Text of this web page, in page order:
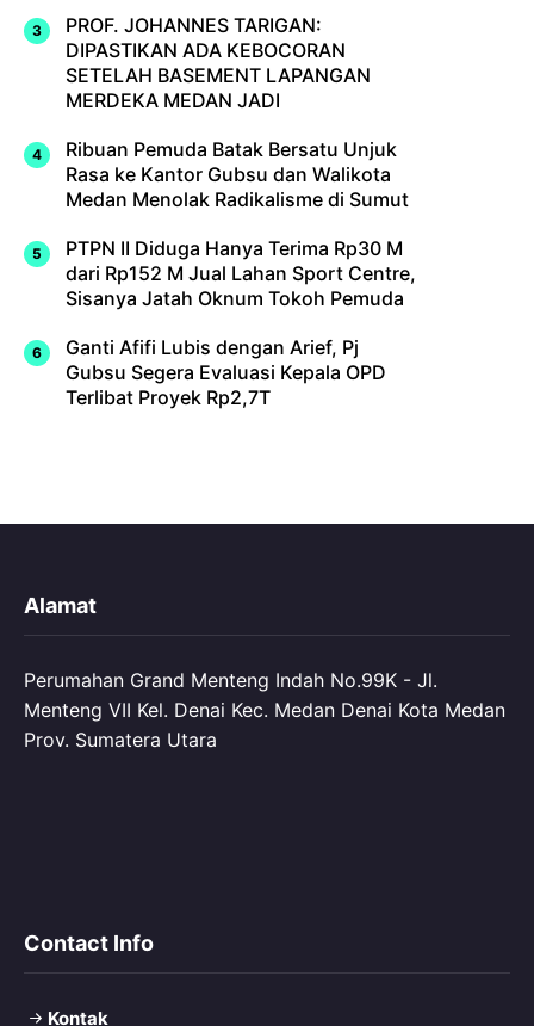
PROF. JOHANNES TARIGAN:
DIPASTIKAN ADA KEBOCORAN
SETELAH BASEMENT LAPANGAN
MERDEKA MEDAN JADI
Ribuan Pemuda Batak Bersatu Unjuk
Rasa ke Kantor Gubsu dan Walikota
Medan Menolak Radikalisme di Sumut
PTPN II Diduga Hanya Terima Rp30 M
dari Rp152 M Jual Lahan Sport Centre,
Sisanya Jatah Oknum Tokoh Pemuda
Ganti Afifi Lubis dengan Arief, Pj
Gubsu Segera Evaluasi Kepala OPD
Terlibat Proyek Rp2,7T
Alamat
Perumahan Grand Menteng Indah No.99K - Jl.
Menteng VII Kel. Denai Kec. Medan Denai Kota Medan
Prov. Sumatera Utara
Contact Info
Kontak